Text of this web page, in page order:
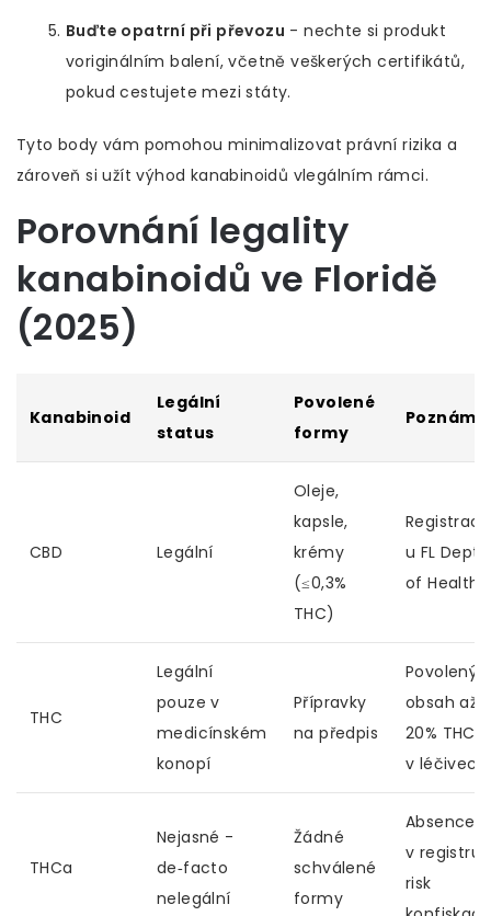
Buďte opatrní při převozu - nechte si produkt
voriginálním balení, včetně veškerých certifikátů,
pokud cestujete mezi státy.
Tyto body vám pomohou minimalizovat právní rizika a
zároveň si užít výhod kanabinoidů vlegálním rámci.
Porovnání legality
kanabinoidů ve Floridě
(2025)
Kanabinoid
Legální
status
Povolené
formy
CBD Legální
Oleje,
kapsle,
krémy
(≤0,3%
THC)
Registrace
u FL Dept.
of Health
THC
Legální
pouze v
medicínském
konopí
Přípravky
na předpis
Povolený
obsah až
20% THC
v léčivech
THCa
Nejasné -
de‑facto
nelegální
Žádné
schválené
formy
Absence
v registru,
risk